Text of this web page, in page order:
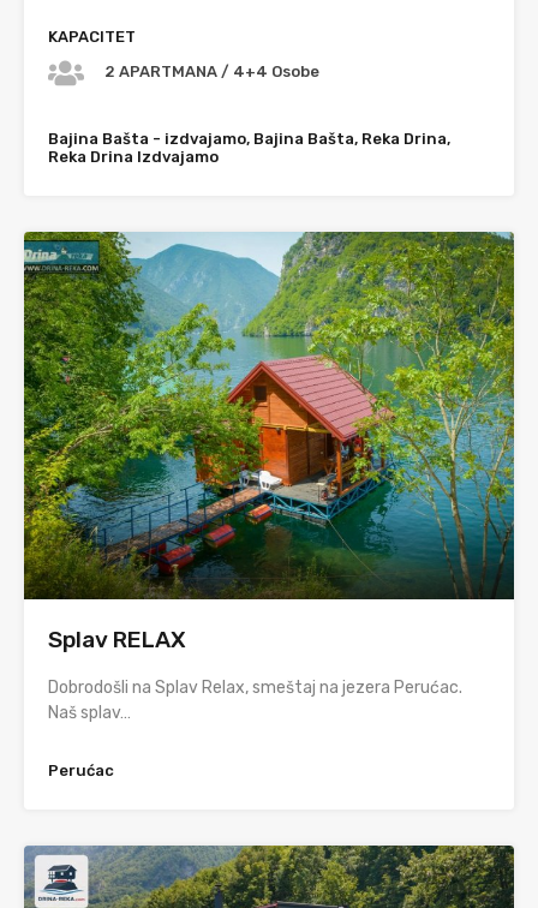
KAPACITET
2 APARTMANA / 4+4 Osobe
Bajina Bašta - izdvajamo, Bajina Bašta, Reka Drina,
Reka Drina Izdvajamo
Splav RELAX
Dobrodošli na Splav Relax, smeštaj na jezera Perućac.
Naš splav…
Perućac